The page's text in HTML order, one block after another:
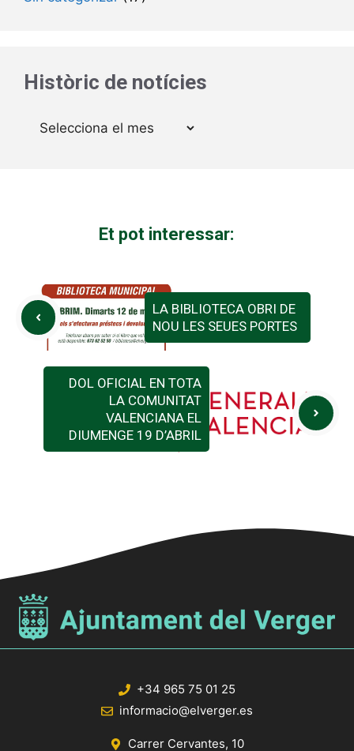
Històric de notícies
Arxius
Et pot interessar:
LA BIBLIOTECA OBRI DE
NOU LES SEUES PORTES
DOL OFICIAL EN TOTA
LA COMUNITAT
VALENCIANA EL
DIUMENGE 19 D’ABRIL
+34 965 75 01 25
informacio@elverger.es
Carrer Cervantes, 10